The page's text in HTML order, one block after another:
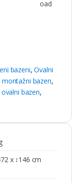
bazeni,Ovalni
montažni bazen,
ovalni bazen,
x ↕146 cm